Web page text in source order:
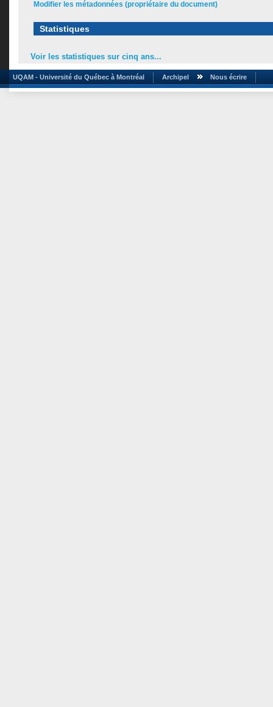
Modifier les métadonnées (propriétaire du document)
Statistiques
Voir les statistiques sur cinq ans...
UQAM - Université du Québec à Montréal Archipel Nous écrire